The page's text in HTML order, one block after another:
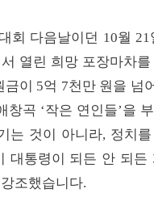
회 다음날이던 10월 21
열린 희망 포장마차를
금이 5억 7천만 원을 넘
창곡 ‘작은 연인들’을
는 것이 아니라, 정치
대통령이 되든 안 되든
조했습니다.